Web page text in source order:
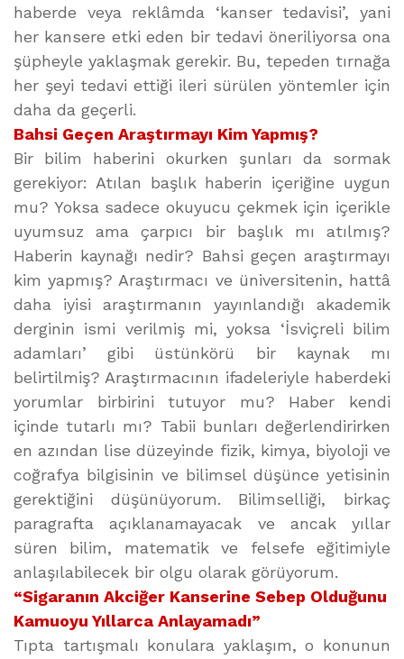
haberde veya reklâmda ‘kanser tedavisi’, yani
her kansere etki eden bir tedavi öneriliyorsa ona
şüpheyle yaklaşmak gerekir. Bu, tepeden tırnağa
her şeyi tedavi ettiği ileri sürülen yöntemler için
daha da geçerli.
Bahsi Geçen Araştırmayı Kim Yapmış?
Bir bilim haberini okurken şunları da sormak
gerekiyor: Atılan başlık haberin içeriğine uygun
mu? Yoksa sadece okuyucu çekmek için içerikle
uyumsuz ama çarpıcı bir başlık mı atılmış?
Haberin kaynağı nedir? Bahsi geçen araştırmayı
kim yapmış? Araştırmacı ve üniversitenin, hattâ
daha iyisi araştırmanın yayınlandığı akademik
derginin ismi verilmiş mi, yoksa ‘İsviçreli bilim
adamları’ gibi üstünkörü bir kaynak mı
belirtilmiş? Araştırmacının ifadeleriyle haberdeki
yorumlar birbirini tutuyor mu? Haber kendi
içinde tutarlı mı? Tabii bunları değerlendirirken
en azından lise düzeyinde fizik, kimya, biyoloji ve
coğrafya bilgisinin ve bilimsel düşünce yetisinin
gerektiğini düşünüyorum. Bilimselliği, birkaç
paragrafta açıklanamayacak ve ancak yıllar
süren bilim, matematik ve felsefe eğitimiyle
anlaşılabilecek bir olgu olarak görüyorum.
“Sigaranın Akciğer Kanserine Sebep Olduğunu
Kamuoyu Yıllarca Anlayamadı”
Tıpta tartışmalı konulara yaklaşım, o konunun